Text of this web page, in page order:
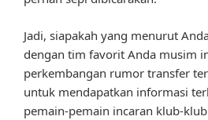
Jadi, siapakah yang menurut
dengan tim favorit Anda musim
perkembangan rumor transfer
untuk mendapatkan informasi
pemain-pemain incaran klub-